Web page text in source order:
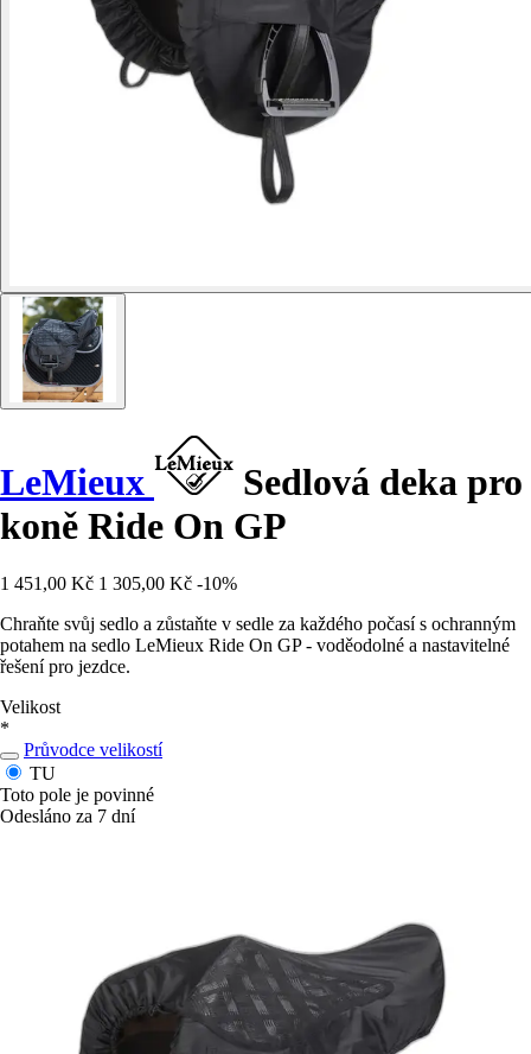
LeMieux
Sedlová deka pro
koně Ride On GP
1 451,00 Kč 1 305,00 Kč -10%
Chraňte svůj sedlo a zůstaňte v sedle za každého počasí s ochranným
potahem na sedlo LeMieux Ride On GP - voděodolné a nastavitelné
řešení pro jezdce.
Velikost
*
Průvodce velikostí
TU
Toto pole je povinné
Odesláno za 7 dní